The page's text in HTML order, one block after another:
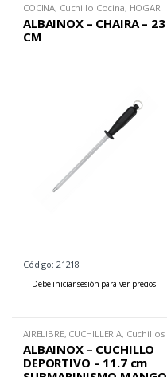
COCINA, Cuchillo Cocina, HOGAR
ALBAINOX – CHAIRA – 23
CM
Código: 21218
Debe iniciar sesión para ver precios.
AIRELIBRE, CUCHILLERIA, Cuchillos
ALBAINOX – CUCHILLO
DEPORTIVO – 11.7 cm